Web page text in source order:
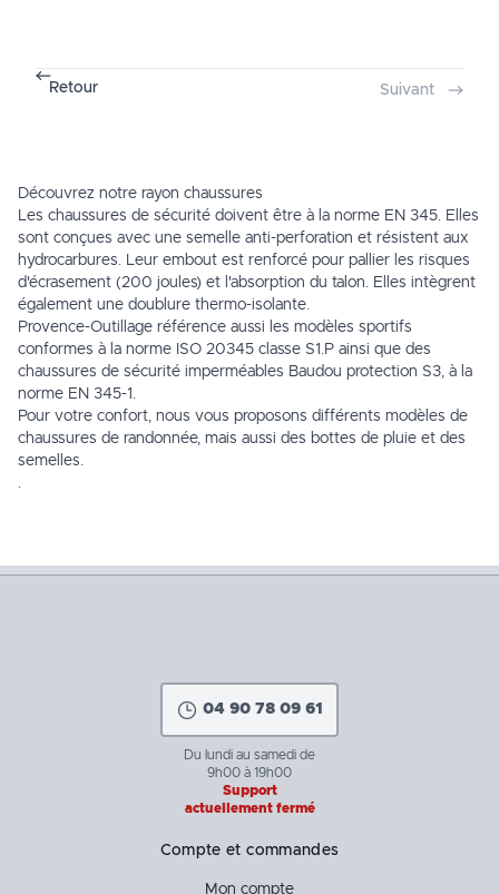
Retour Suivant
Découvrez notre rayon chaussures
Les chaussures de sécurité doivent être à la norme EN 345. Elles
sont conçues avec une semelle anti-perforation et résistent aux
hydrocarbures. Leur embout est renforcé pour pallier les risques
d'écrasement (200 joules) et l'absorption du talon. Elles intègrent
également une doublure thermo-isolante.
Provence-Outillage référence aussi les modèles sportifs
conformes à la norme ISO 20345 classe S1.P ainsi que des
chaussures de sécurité imperméables Baudou protection S3, à la
norme EN 345-1.
Pour votre confort, nous vous proposons différents modèles de
chaussures de randonnée, mais aussi des bottes de pluie et des
semelles.
.
04 90 78 09 61
Du lundi au samedi de
9h00 à 19h00
Support
actuellement fermé
Compte et commandes
Mon compte